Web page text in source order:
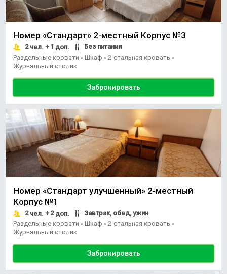
Номер «Стандарт» 2-местный Корпус №3
2чел. + 1 доп.
Без питания
Раздельные кровати • Шкаф • 2-спальная кровать •
Журнальный столик
Забронировать
Номер «Стандарт улучшенный» 2-местный
Корпус №1
2чел. + 2доп.
Завтрак, обед, ужин
Раздельные кровати • Шкаф • 2-спальная кровать •
Журнальный столик
Забронировать